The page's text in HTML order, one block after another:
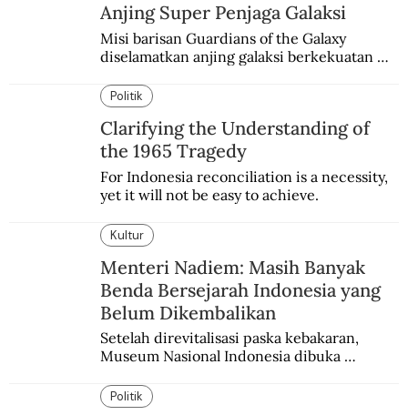
Anjing Super Penjaga Galaksi
Misi barisan Guardians of the Galaxy
diselamatkan anjing galaksi berkekuatan
si martir antariksa Soviet.
Politik
Clarifying the Understanding of
the 1965 Tragedy
For Indonesia reconciliation is a necessity,
yet it will not be easy to achieve.
Kultur
Menteri Nadiem: Masih Banyak
Benda Bersejarah Indonesia yang
Belum Dikembalikan
Setelah direvitalisasi paska kebakaran,
Museum Nasional Indonesia dibuka
Pameran Repatriasi 2024.
Politik